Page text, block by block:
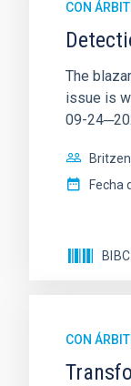
CON
The
issue is
09-
Fecha
CON